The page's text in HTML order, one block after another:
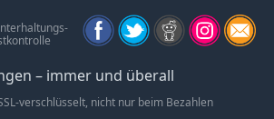
– immer und überall
verschlüsselt, nicht nur beim Bezahlen